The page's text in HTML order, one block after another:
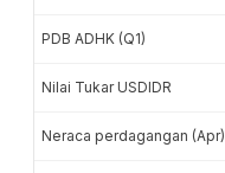
PDB ADHK (Q1)
Nilai Tukar USDIDR
Neraca perdagangan (Apr)